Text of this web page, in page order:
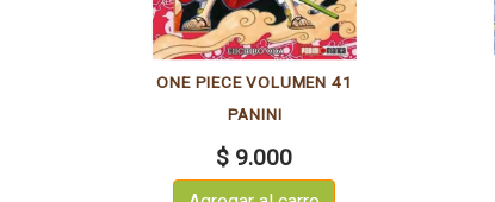
ONE PIECE VOLUMEN 41
PANINI
$ 9.000